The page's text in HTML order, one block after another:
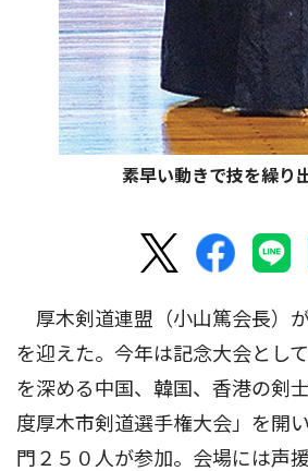
素早い動きで技を繰り
厚木剣道連盟（小山篤会長）
を迎えた。今年は記念大会とし
を深める中国、韓国、香港の剣
度厚木市剣道選手権大会」を開
門２５０人が参加。会場には声